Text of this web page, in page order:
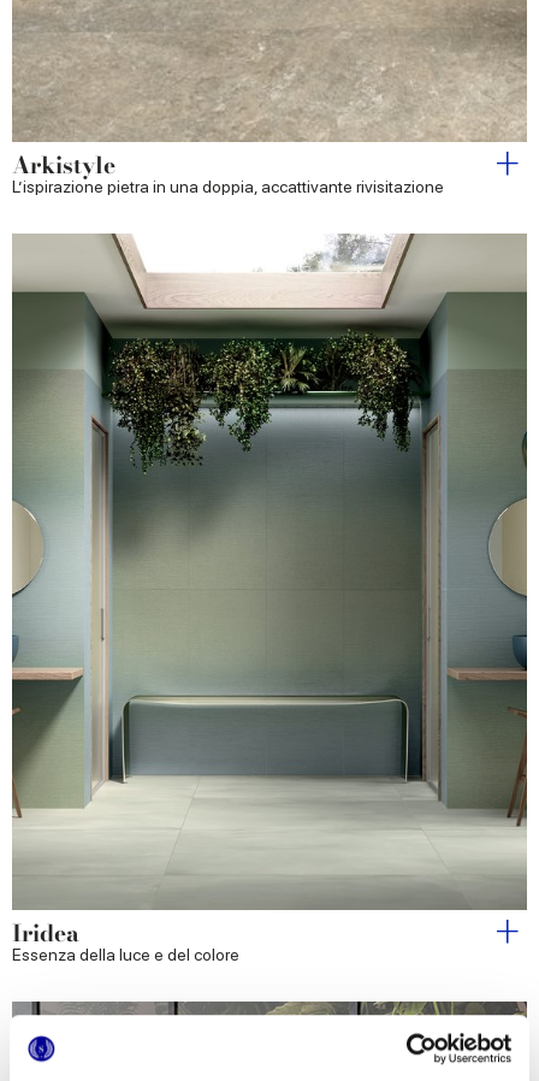
Arkistyle
L’ispirazione pietra in una doppia, accattivante rivisitazione
Iridea
Essenza della luce e del colore